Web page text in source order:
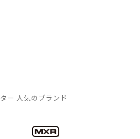
ー 人気のブランド